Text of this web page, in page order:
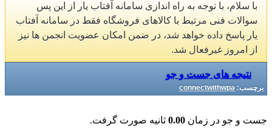
با سلام، با توجه به راه اندازی سامانه آفتاب یار از این پس
سوالات فنی مرتبط با کالاهای فروشگاه فقط در سامانه آفتاب
یار پاسخ داده خواهد شد، در ضمن امکان عضویت انجمن ها نیز
از امروز غیرفعال شد.
نتیجه های جست و جو
برچسب: connectwithwpa
جست و جو در زمان 0.00 ثانیه صورت گرفت.